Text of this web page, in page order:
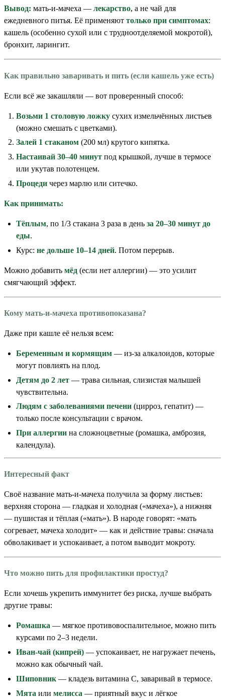
Вывод: мать-и-мачеха — лекарство, а не чай для
ежедневного питья. Её применяют только при симптомах:
кашель (особенно сухой или с трудноотделяемой мокротой),
бронхит, ларингит.
Как правильно заваривать и пить (если кашель уже есть)
Если всё же закашляли — вот проверенный способ:
Возьми 1 столовую ложку сухих измельчённых листьев
(можно смешать с цветками).
Залей 1 стаканом (200 мл) крутого кипятка.
Настаивай 30–40 минут под крышкой, лучше в термосе
или укутав полотенцем.
Процеди через марлю или ситечко.
Как принимать:
Тёплым, по 1/3 стакана 3 раза в день за 20–30 минут до
еды.
Курс: не дольше 10–14 дней. Потом перерыв.
Можно добавить мёд (если нет аллергии) — это усилит
смягчающий эффект.
Кому мать-и-мачеха противопоказана?
Даже при кашле её нельзя всем:
Беременным и кормящим — из-за алкалоидов, которые
могут повлиять на плод.
Детям до 2 лет — трава сильная, слизистая малышей
чувствительна.
Людям с заболеваниями печени (цирроз, гепатит) —
только после консультации с врачом.
При аллергии на сложноцветные (ромашка, амброзия,
календула).
Интересный факт
Своё название мать-и-мачеха получила за форму листьев:
верхняя сторона — гладкая и холодная («мачеха»), а нижняя
— пушистая и тёплая («мать»). В народе говорят: «мать
согревает, мачеха холодит» — как и действие травы: сначала
обволакивает и успокаивает, а потом выводит мокроту.
Что можно пить для профилактики простуд?
Если хочешь укрепить иммунитет без риска, лучше выбрать
другие травы:
Ромашка — мягкое противовоспалительное, можно пить
курсами по 2–3 недели.
Иван-чай (кипрей) — успокаивает, не нагружает печень,
можно как обычный чай.
Шиповник — кладезь витамина C, заваривай в термосе.
Мята или мелисса — приятный вкус и лёгкое